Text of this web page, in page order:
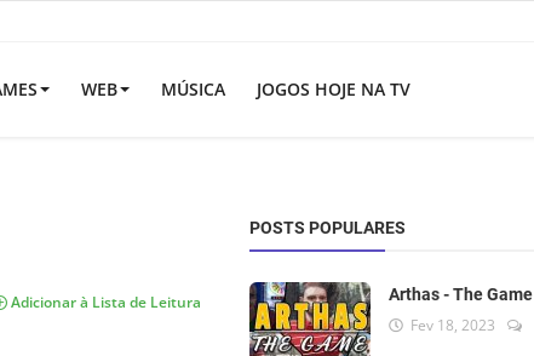
WEB MÚSICA JOGOS HOJE NA TV
Adicionar à Lista de Leitura
POSTS POPULARES
Arthas - The Game
Fev 18, 2023